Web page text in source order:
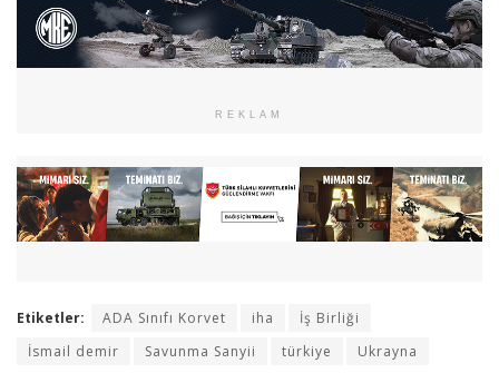
REKLAM
Etiketler: ADA Sınıfı Korvet iha
İş Birliği
İsmail demir
Savunma Sanyii türkiye Ukrayna